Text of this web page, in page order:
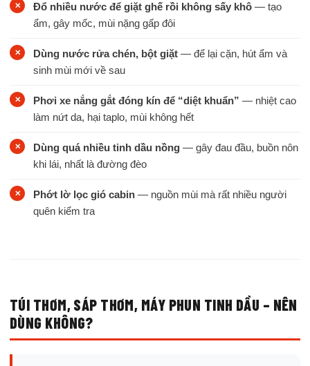
Đổ nhiều nước để giặt ghế rồi không sấy khô — tạo
ẩm, gây mốc, mùi nặng gấp đôi
Dùng nước rửa chén, bột giặt — để lại cặn, hút ẩm và
sinh mùi mới về sau
Phơi xe nắng gắt đóng kín để “diệt khuẩn” — nhiệt cao
làm nứt da, hại taplo, mùi không hết
Dùng quá nhiều tinh dầu nồng — gây đau đầu, buồn nôn
khi lái, nhất là đường đèo
Phớt lờ lọc gió cabin — nguồn mùi mà rất nhiều người
quên kiểm tra
TÚI THƠM, SÁP THƠM, MÁY PHUN TINH DẦU – NÊN
DÙNG KHÔNG?